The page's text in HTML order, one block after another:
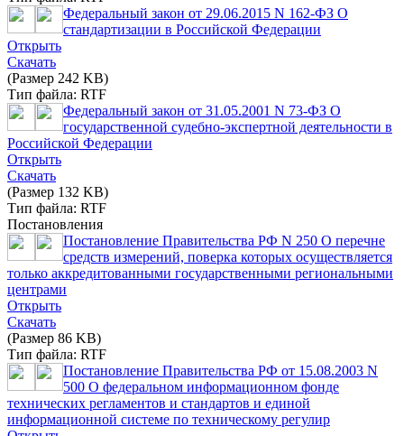
Федеральный закон от 29.06.2015 N 162-ФЗ О
стандартизации в Российской Федерации
Открыть
Скачать
(Размер 242 KB)
Тип файла: RTF
Федеральный закон от 31.05.2001 N 73-ФЗ О
государственной судебно-экспертной деятельности в
Российской Федерации
Открыть
Скачать
(Размер 132 KB)
Тип файла: RTF
Постановления
Постановление Правительства РФ N 250 О перечне
средств измерений, поверка которых осуществляется
только аккредитованными государственными региональными
центрами
Открыть
Скачать
(Размер 86 KB)
Тип файла: RTF
Постановление Правительства РФ от 15.08.2003 N
500 О федеральном информационном фонде
технических регламентов и стандартов и единой
информационной системе по техническому регулир